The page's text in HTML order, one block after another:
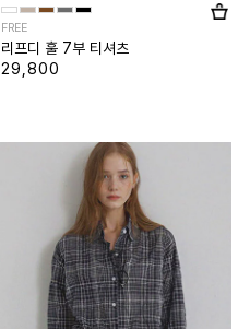
FREE
리프디 훌 7부 티셔츠
29,800